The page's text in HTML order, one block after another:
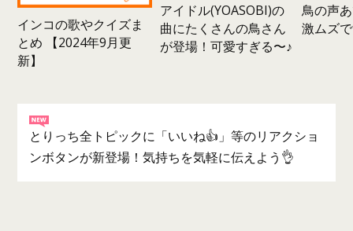
インコの歌やクイズま
とめ 【2024年9月更
新】
アイドル(YOASOBI)の
曲にたくさんの鳥さん
が登場！可愛すぎる〜♪
鳥の声
激ムズ
とりっち全トピックに「いいね👍」等のリアクショ
ンボタンが新登場！気持ちを気軽に伝えよう👌